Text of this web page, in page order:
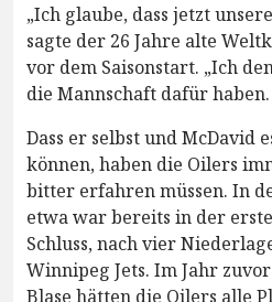
„Ich glaube, dass jetzt
sagte der 26 Jahre alte
vor dem Saisonstart. „Ich
die Mannschaft dafür
Dass er selbst und McDavid
können, haben die Oilers
bitter erfahren müssen. In
etwa war bereits in der
Schluss, nach vier
Winnipeg Jets. Im Jahr
Blase hätten die Oilers alle